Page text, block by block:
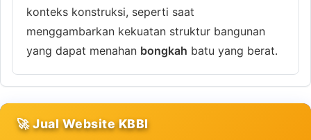
konteks konstruksi, seperti saat
menggambarkan kekuatan struktur bangunan
yang dapat menahan bongkah batu yang berat.
🚀 Jual Website KBBI